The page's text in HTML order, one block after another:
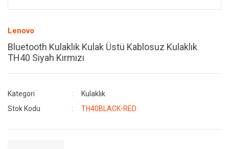
Lenovo
Bluetooth Kulaklık Kulak Üstü Kablosuz Kulaklık
TH40 Siyah Kırmızı
Kategori
Kulaklık
Stok Kodu
TH40BLACK-RED